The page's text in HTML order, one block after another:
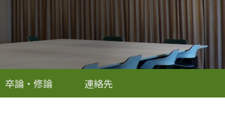
卒論・修論 連絡先